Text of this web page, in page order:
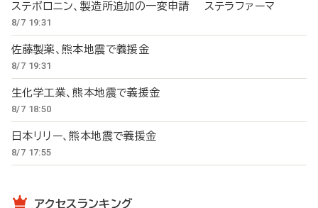
ステボロニン、製造所追加の一変申請 ステラファーマ
8/7 19:31
佐藤製薬、熊本地震で義援金
8/7 19:31
生化学工業、熊本地震で義援金
8/7 18:50
日本リリー、熊本地震で義援金
8/7 17:55
アクセスランキング